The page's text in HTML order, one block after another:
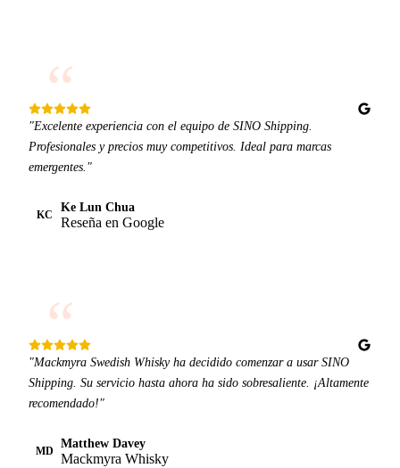
“
"Excelente experiencia con el equipo de SINO Shipping.
Profesionales y precios muy competitivos. Ideal para marcas
emergentes."
KC
Ke Lun Chua
Reseña en Google
“
"Mackmyra Swedish Whisky ha decidido comenzar a usar SINO
Shipping. Su servicio hasta ahora ha sido sobresaliente. ¡Altamente
recomendado!"
MD
Matthew Davey
Mackmyra Whisky